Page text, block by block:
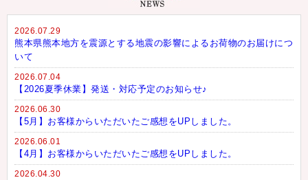
2026.07.29
熊本県熊本地方を震源とする地震の影響によるお荷物のお届けにつ
いて
2026.07.04
【2026夏季休業】発送・対応予定のお知らせ♪
2026.06.30
【5月】お客様からいただいたご感想をUPしました。
2026.06.01
【4月】お客様からいただいたご感想をUPしました。
2026.04.30